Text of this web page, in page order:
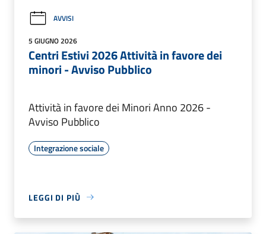
AVVISI
5 GIUGNO 2026
Centri Estivi 2026 Attività in favore dei
minori - Avviso Pubblico
Attività in favore dei Minori Anno 2026 -
Avviso Pubblico
Integrazione sociale
LEGGI DI PIÙ